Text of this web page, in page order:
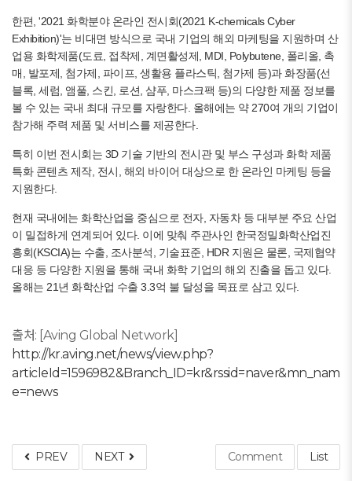
한편, '2021 화학분야 온라인 전시회(2021 K-chemicals Cyber
Exhibition)'는 비대면 방식으로 국내 기업의 해외 마케팅을 지원하며 산
업용 화학제품(도료, 접착제, 계면활성제, MDI, Polybutene, 폴리올, 촉
매, 발포제, 첨가제, 파이프, 생활용 플라스틱, 첨가제 등)과 화장품(선
블록, 세럼, 앰풀, 스킨, 로션, 샴푸, 마스크팩 등)의 다양한 제품 정보를
볼 수 있는 국내 최대 규모를 자랑한다. 올해에는 약 270여 개의 기업이
참가해 주력 제품 및 서비스를 제공한다.
특히 이번 전시회는 3D 기술 기반의 전시관 및 부스 구성과 화학 제품
특화 콘텐츠 제작, 전시, 해외 바이어 대상으로 한 온라인 마케팅 등을
지원한다.
현재 국내에는 화학산업을 중심으로 전자, 자동차 등 대부분 주요 산업
이 밀접하게 연계되어 있다. 이에 맞춰 주관사인 한국정밀화학산업진
흥회(KSCIA)는 수출, 조사분석, 기술표준, HDR 지원은 물론, 국제협약
대응 등 다양한 지원을 통해 국내 화학 기업의 해외 진출을 돕고 있다.
올해는 21년 화학산업 수출 3.3억 불 달성을 목표로 삼고 있다.
출처: [Aving Global Network]
http://kr.aving.net/news/view.php?
articleId=1596982&Branch_ID=kr&rssid=naver&mn_nam
e=news
PREV NEXT Comment List